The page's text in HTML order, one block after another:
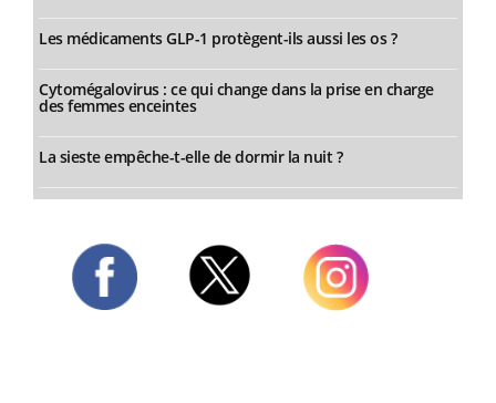
Les médicaments GLP-1 protègent-ils aussi les os ?
Cytomégalovirus : ce qui change dans la prise en charge
des femmes enceintes
La sieste empêche-t-elle de dormir la nuit ?